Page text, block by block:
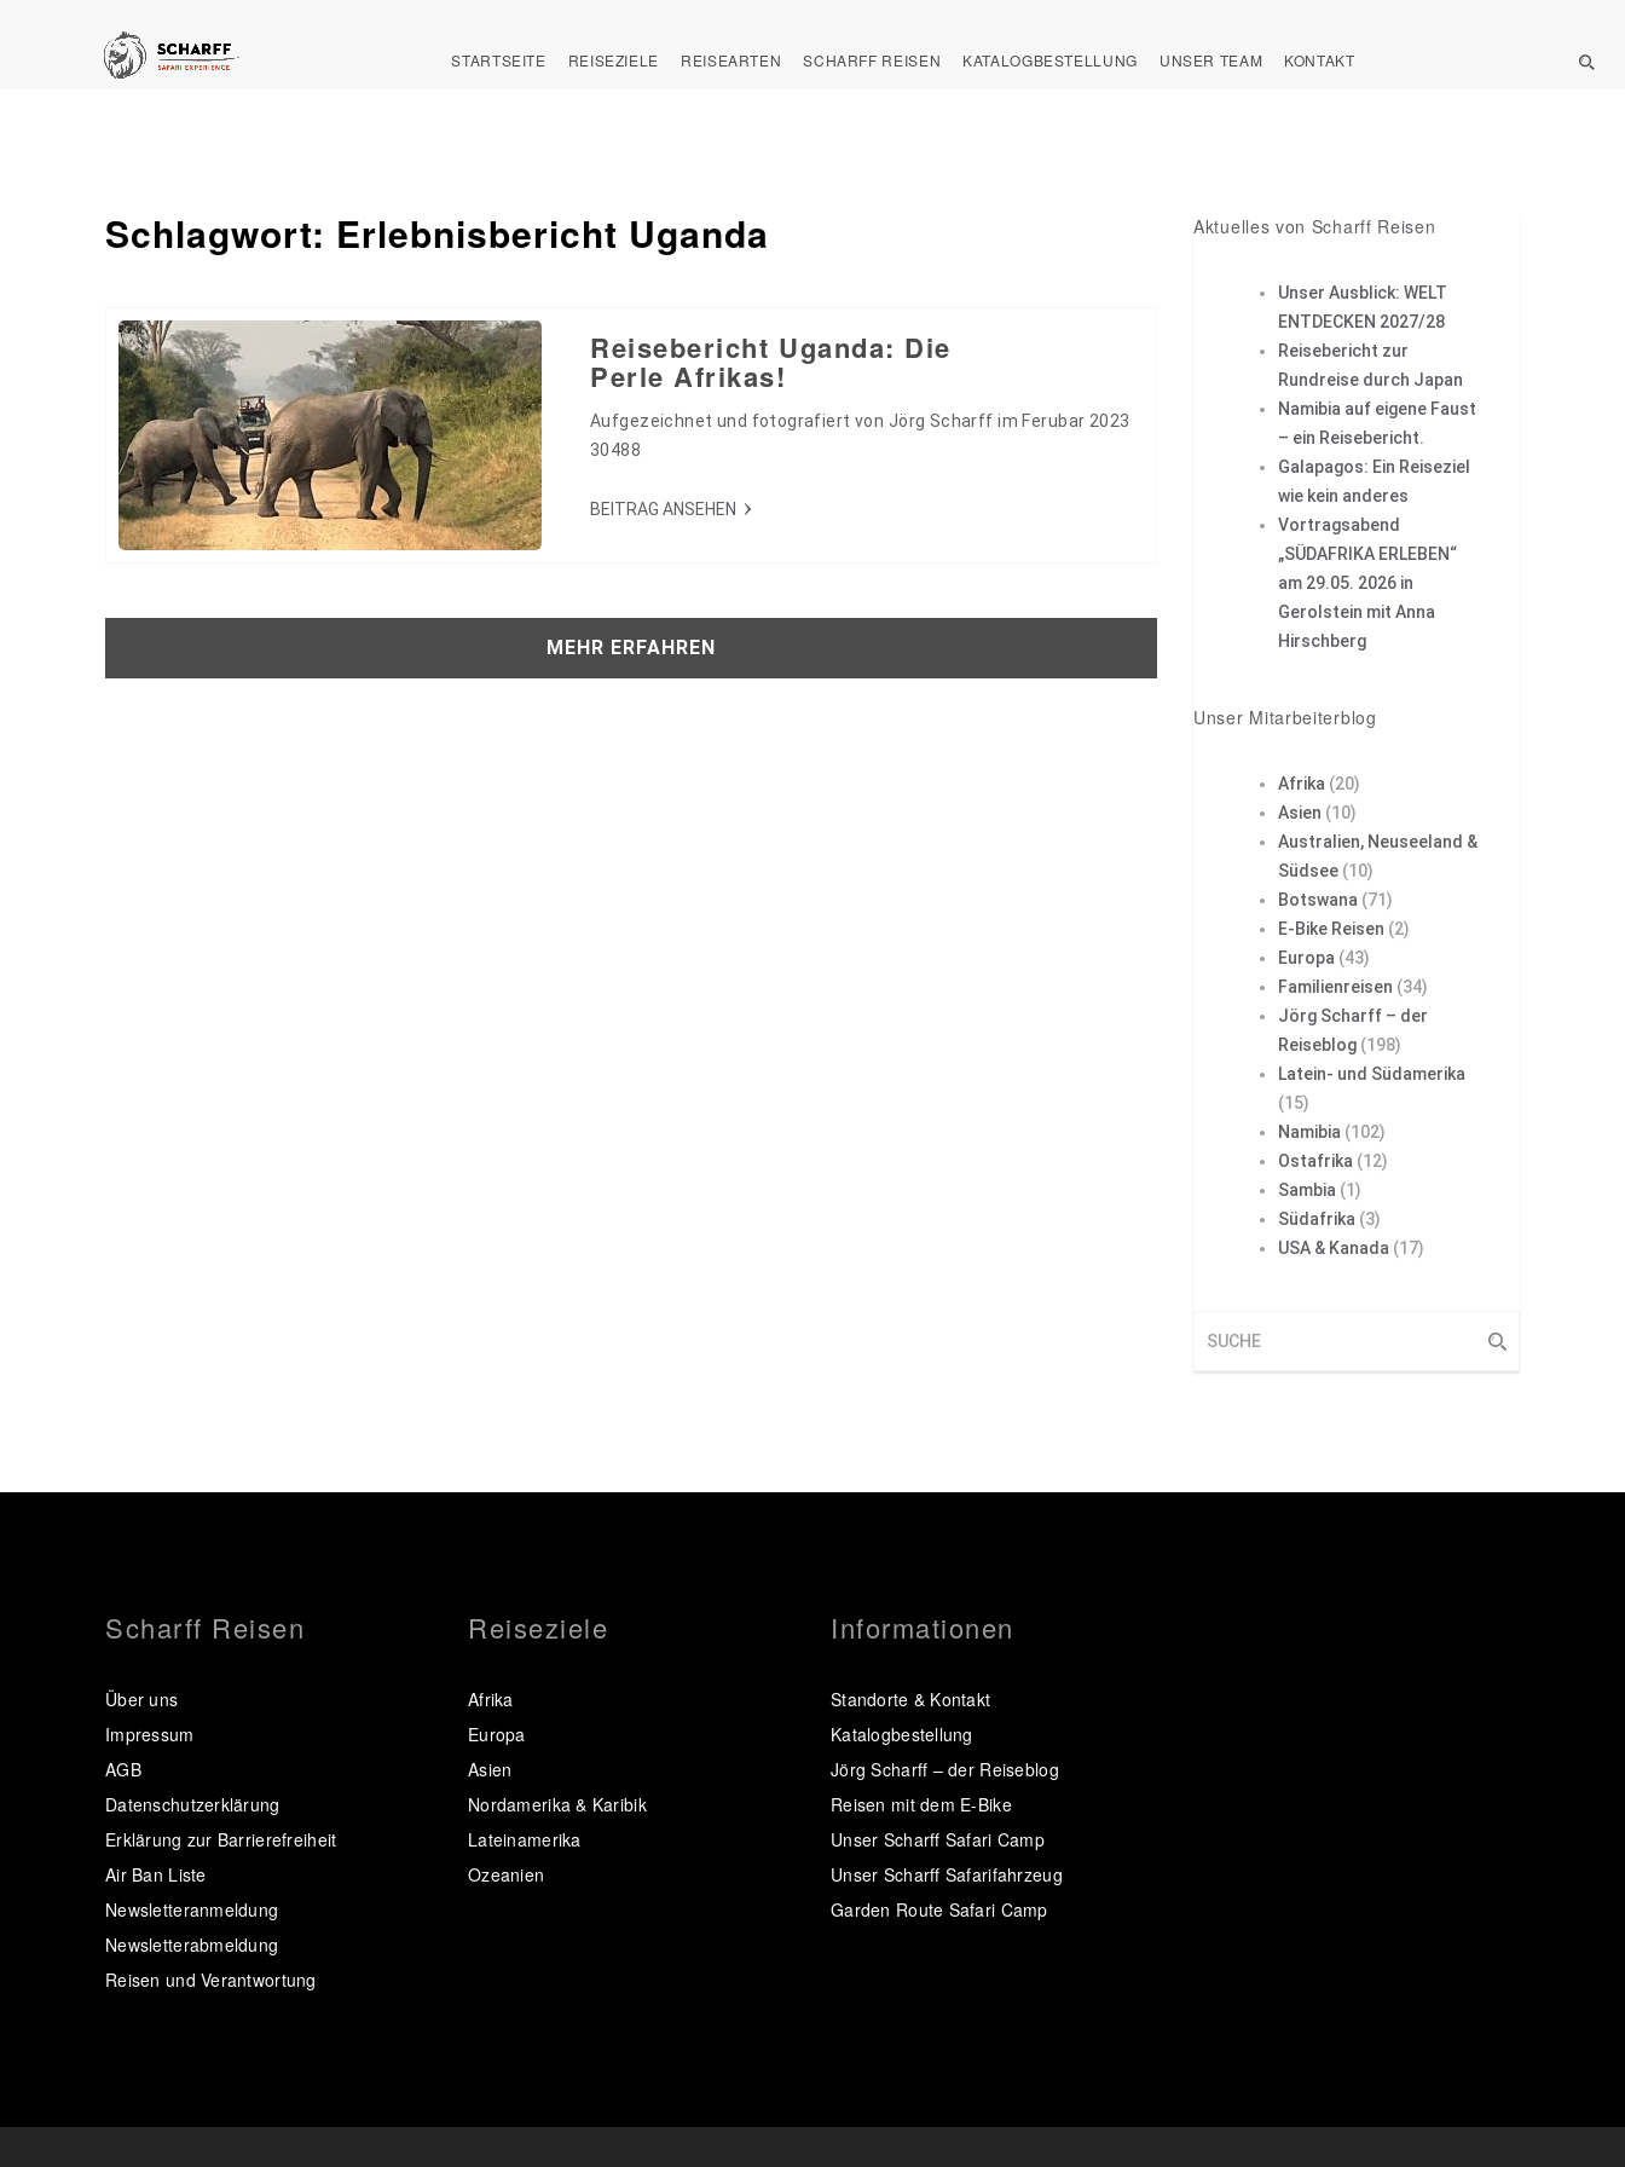
STARTSEITE REISEZIELE REISEARTEN SCHARFF REISEN KATALOGBESTELLUNG UNSER TEAM KONTAKT
Schlagwort: Erlebnisbericht Uganda
Reisebericht Uganda: Die
Perle Afrikas!
Aufgezeichnet und fotografiert von Jörg Scharff im Ferubar 2023
30488
BEITRAG ANSEHEN
MEHR ERFAHREN
Aktuelles von Scharff Reisen
Unser Ausblick: WELT
ENTDECKEN 2027/28
Reisebericht zur
Rundreise durch Japan
Namibia auf eigene Faust
– ein Reisebericht.
Galapagos: Ein Reiseziel
wie kein anderes
Vortragsabend
„SÜDAFRIKA ERLEBEN“
am 29.05. 2026 in
Gerolstein mit Anna
Hirschberg
Unser Mitarbeiterblog
Afrika (20)
Asien (10)
Australien, Neuseeland &
Südsee (10)
Botswana (71)
E-Bike Reisen (2)
Europa (43)
Familienreisen (34)
Jörg Scharff – der
Reiseblog (198)
Latein- und Südamerika
(15)
Namibia (102)
Ostafrika (12)
Sambia (1)
Südafrika (3)
USA & Kanada (17)
Scharff Reisen
Über uns
Impressum
AGB
Datenschutzerklärung
Erklärung zur Barrierefreiheit
Air Ban Liste
Newsletteranmeldung
Newsletterabmeldung
Reisen und Verantwortung
Reiseziele
Afrika
Europa
Asien
Nordamerika & Karibik
Lateinamerika
Ozeanien
Informationen
Standorte & Kontakt
Katalogbestellung
Jörg Scharff – der Reiseblog
Reisen mit dem E-Bike
Unser Scharff Safari Camp
Unser Scharff Safarifahrzeug
Garden Route Safari Camp